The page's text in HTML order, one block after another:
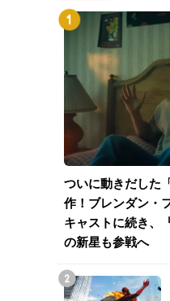
ついに動きだした
作！ブレンダン・
キャストに続き、
の新星も参戦へ